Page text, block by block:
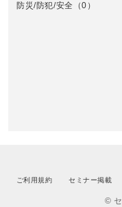
防災/防犯/安全
（0）
ご利用規約 セミナー掲載
©